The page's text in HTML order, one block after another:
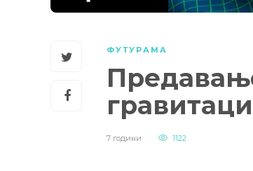
ФУТУРАМА
7 години 1122